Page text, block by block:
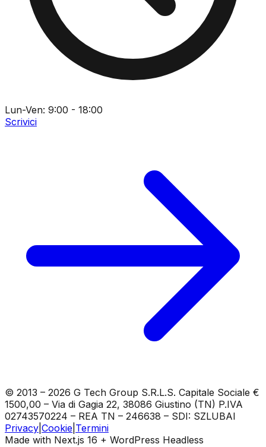
Lun-Ven: 9:00 - 18:00
Scrivici
© 2013 – 2026 G Tech Group S.R.L.S. Capitale Sociale €
1500,00 – Via di Gagia 22, 38086 Giustino (TN) P.IVA
02743570224 – REA TN – 246638 – SDI: SZLUBAI
Privacy Cookie Termini
Made with Next.js 16 + WordPress Headless